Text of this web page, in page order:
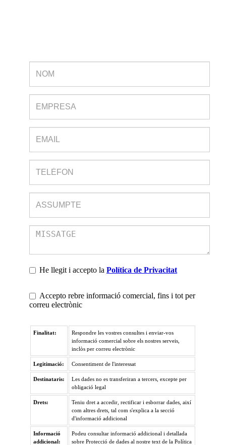
He llegit i accepto laPolítica de Privacitat
Accepto rebre informació comercial, fins i tot per
correu electrònic
Finalitat:
Respondre les vostres consultes i enviar-vos
informació comercial sobre els nostres serveis,
inclòs per correu electrònic
Legitimació: Consentiment de l'interessat
Destinataris:
Les dades no es transferiran a tercers, excepte per
obligació legal
Drets:
Teniu dret a accedir, rectificar i esborrar dades, així
com altres drets, tal com s'explica a la secció
d'informació addicional
Informació
addicional:
Podeu consultar informació addicional i detallada
sobre Protecció de dades al nostre text de la Política